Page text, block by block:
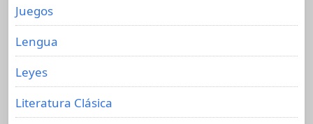
Juegos
Lengua
Leyes
Literatura Clásica